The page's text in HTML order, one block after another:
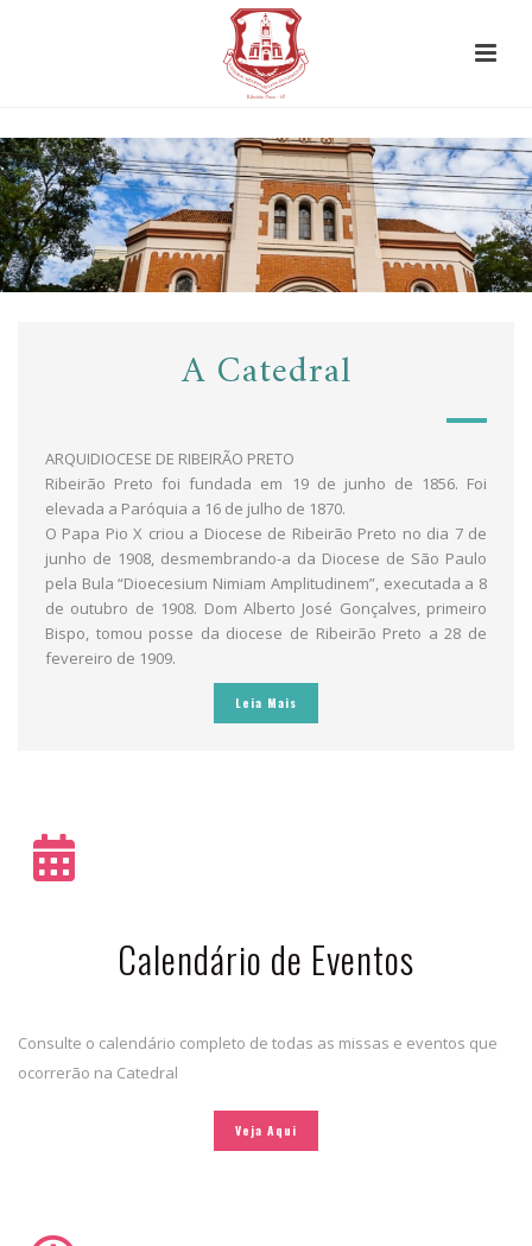
A Catedral
ARQUIDIOCESE DE RIBEIRÃO PRETO
Ribeirão Preto foi fundada em 19 de junho de 1856. Foi
elevada a Paróquia a 16 de julho de 1870.
O Papa Pio X criou a Diocese de Ribeirão Preto no dia 7 de
junho de 1908, desmembrando-a da Diocese de São Paulo
pela Bula “Dioecesium Nimiam Amplitudinem”, executada a 8
de outubro de 1908. Dom Alberto José Gonçalves, primeiro
Bispo, tomou posse da diocese de Ribeirão Preto a 28 de
fevereiro de 1909.
Leia Mais
Calendário de Eventos
Consulte o calendário completo de todas as missas e eventos que
ocorrerão na Catedral
Veja Aqui